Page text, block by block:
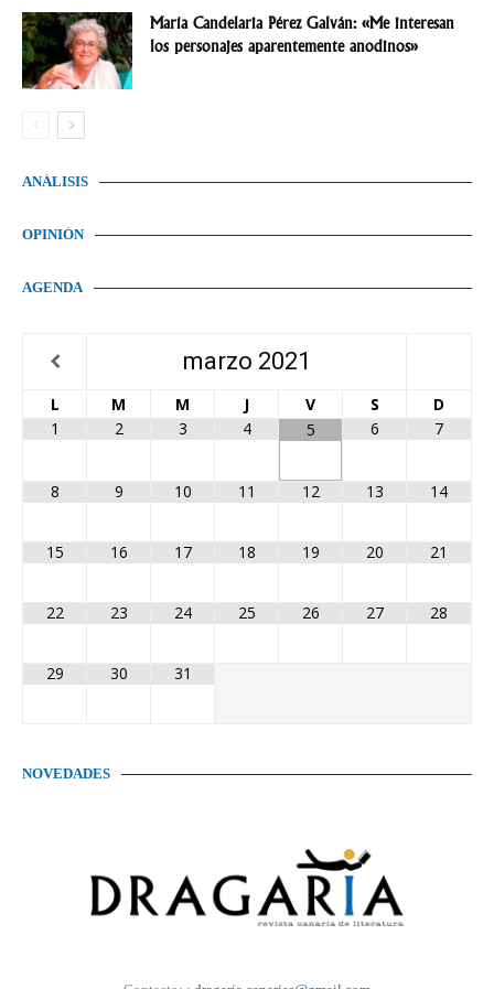
María Candelaria Pérez Galván: «Me interesan
los personajes aparentemente anodinos»
ANÁLISIS
OPINIÓN
AGENDA
marzo 2021
L M M J V S
D
1
2 3 4 5 6 7
8 9 10 11 12 13 14
15 16 17 18 19 20 21
22 23 24 25 26 27 28
29 30 31
NOVEDADES